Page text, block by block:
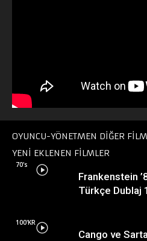
OYUNCU-YÖNETMEN DİĞER
YENİ EKLENEN FİLMLER
70's
Frankenstein
Türkçe Dublaj
100'KR
Cango ve